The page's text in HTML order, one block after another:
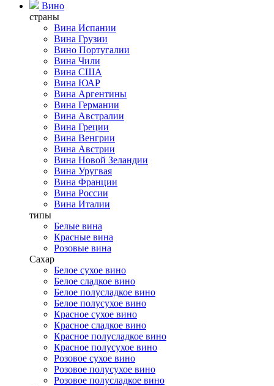
Вино
страны
Вина Испании
Вина Грузии
Вино Португалии
Вина Чили
Вина США
Вина ЮАР
Вина Аргентины
Вина Германии
Вина Австралии
Вина Греции
Вина Венгрии
Вина Австрии
Вина Новой Зеландии
Вина Уругвая
Вина Франции
Вина России
Вина Италии
типы
Белые вина
Красные вина
Розовые вина
Сахар
Белое сухое вино
Белое сладкое вино
Белое полусладкое вино
Белое полусухое вино
Красное сухое вино
Красное сладкое вино
Красное полусладкое вино
Красное полусухое вино
Розовое сухое вино
Розовое полусухое вино
Розовое полусладкое вино